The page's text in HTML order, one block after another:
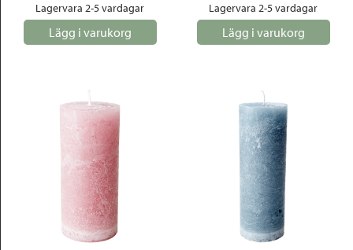
Lagervara 2-5 vardagar
Lägg i varukorg
Lagervara 2-5 vardagar
Lägg i varukorg